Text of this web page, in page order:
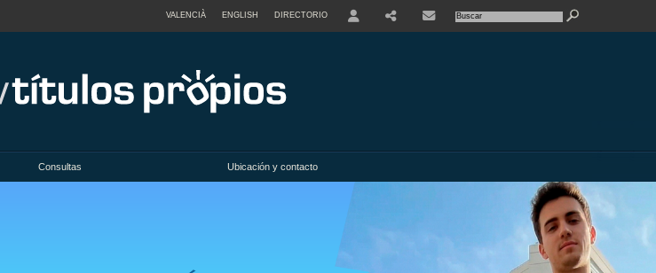
VALENCIÀ ENGLISH DIRECTORIO
Consultas Ubicación y contacto